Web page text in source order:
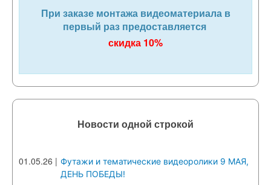
При заказе монтажа видеоматериала в
первый раз предоставляется
скидка 10%
Новости одной строкой
01.05.26 | Футажи и тематические видеоролики 9 МАЯ,
ДЕНЬ ПОБЕДЫ!